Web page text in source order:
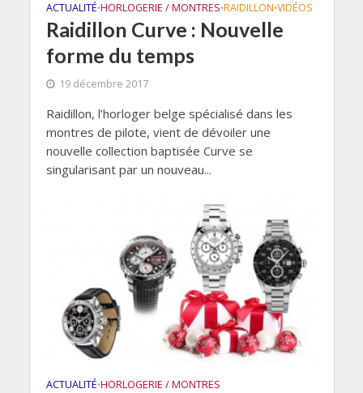
ACTUALITÉ•HORLOGERIE / MONTRES•RAIDILLON•VIDÉOS
Raidillon Curve : Nouvelle
forme du temps
19 décembre 2017
Raidillon, l’horloger belge spécialisé dans les
montres de pilote, vient de dévoiler une
nouvelle collection baptisée Curve se
singularisant par un nouveau...
ACTUALITÉ•HORLOGERIE / MONTRES